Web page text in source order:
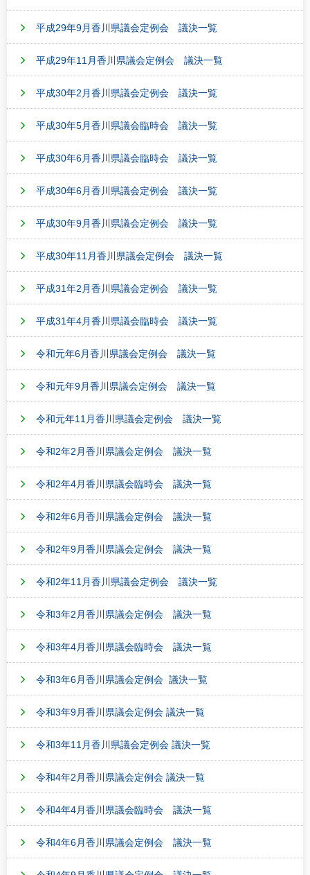
平成29年9月香川県議会定例会 議決一覧
平成29年11月香川県議会定例会 議決一覧
平成30年2月香川県議会定例会 議決一覧
平成30年5月香川県議会臨時会 議決一覧
平成30年6月香川県議会臨時会 議決一覧
平成30年6月香川県議会定例会 議決一覧
平成30年9月香川県議会定例会 議決一覧
平成30年11月香川県議会定例会 議決一覧
平成31年2月香川県議会定例会 議決一覧
平成31年4月香川県議会臨時会 議決一覧
令和元年6月香川県議会定例会 議決一覧
令和元年9月香川県議会定例会 議決一覧
令和元年11月香川県議会定例会 議決一覧
令和2年2月香川県議会定例会 議決一覧
令和2年4月香川県議会臨時会 議決一覧
令和2年6月香川県議会定例会 議決一覧
令和2年9月香川県議会定例会 議決一覧
令和2年11月香川県議会定例会 議決一覧
令和3年2月香川県議会定例会 議決一覧
令和3年4月香川県議会臨時会 議決一覧
令和3年6月香川県議会定例会 議決一覧
令和3年9月香川県議会定例会 議決一覧
令和3年11月香川県議会定例会 議決一覧
令和4年2月香川県議会定例会 議決一覧
令和4年4月香川県議会臨時会 議決一覧
令和4年6月香川県議会定例会 議決一覧